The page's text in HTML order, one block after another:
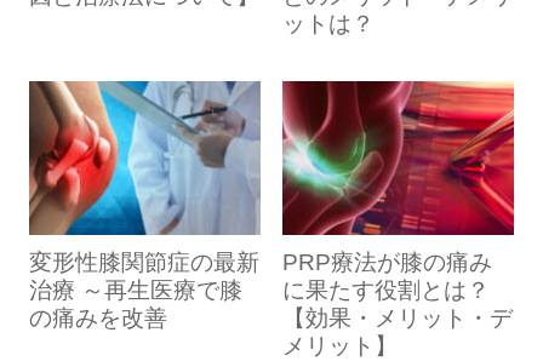
レルギー反応のリスク
が低い
脂肪採取の際は1cm程
囲の傷ができる
従来の注射治療よりも
長期間の治療効果が期
治療効果が出るまで、
数ヶ月かかる場合があ
適応症の
規定
の軟骨欠
損
・離断性
骨軟骨炎
のみ
（変形性
膝関節症
や 半月板
特になし
（変形性
膝関節症
や半月板
損傷も適
応）
特になし
（変形性
膝関節症
や半月板
損傷も適
応）
腕を枕にして横に寝そべり、下になった
膝を曲げます。
上の足を上げ5秒キープして下ろします。
ットは？
変形性膝関節症の最新
治療 ～再生医療で膝
の痛みを改善
PRP療法が膝の痛み
に果たす役割とは？
【効果・メリット・デ
メリット】